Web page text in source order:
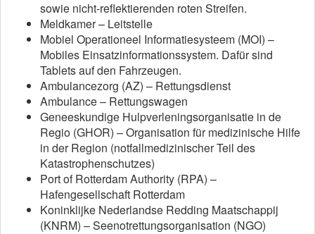
sowie nicht-reflektierenden roten Streifen.
Meldkamer – Leitstelle
Mobiel Operationeel Informatiesysteem (MOI) –
Mobiles Einsatzinformationssystem. Dafür sind
Tablets auf den Fahrzeugen.
Ambulancezorg (AZ) – Rettungsdienst
Ambulance – Rettungswagen
Geneeskundige Hulpverleningsorganisatie in de
Regio (GHOR) – Organisation für medizinische Hilfe
in der Region (notfallmedizinischer Teil des
Katastrophenschutzes)
Port of Rotterdam Authority (RPA) –
Hafengesellschaft Rotterdam
Koninklijke Nederlandse Redding Maatschappij
(KNRM) – Seenotrettungsorganisation (NGO)